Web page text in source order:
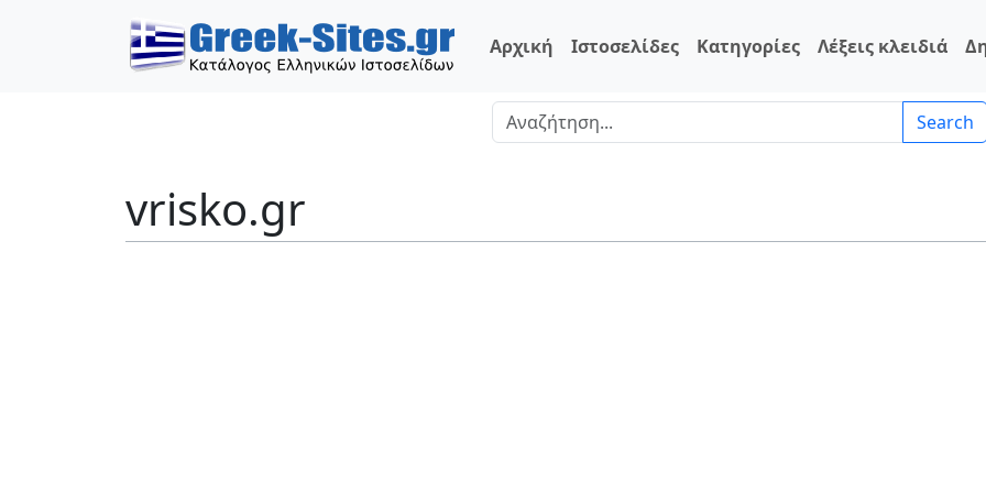
Αρχική Ιστοσελίδες Κατηγορίες Λέξεις κλειδιά
Search
vrisko.gr